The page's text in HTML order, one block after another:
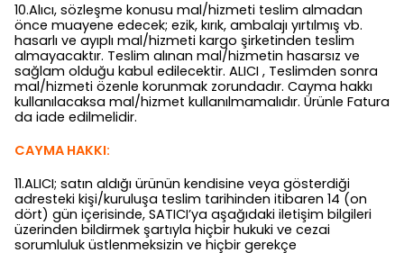
10.Alıcı, sözleşme konusu mal/hizmeti teslim almadan
önce muayene edecek; ezik, kırık, ambalajı yırtılmış vb.
hasarlı ve ayıplı mal/hizmeti kargo şirketinden teslim
almayacaktır. Teslim alınan mal/hizmetin hasarsız ve
sağlam olduğu kabul edilecektir. ALICI , Teslimden sonra
mal/hizmeti özenle korunmak zorundadır. Cayma hakkı
kullanılacaksa mal/hizmet kullanılmamalıdır. Ürünle Fatura
da iade edilmelidir.
CAYMA HAKKI:
11.ALICI; satın aldığı ürünün kendisine veya gösterdiği
adresteki kişi/kuruluşa teslim tarihinden itibaren 14 (on
dört) gün içerisinde, SATICI’ya aşağıdaki iletişim bilgileri
üzerinden bildirmek şartıyla hiçbir hukuki ve cezai
sorumluluk üstlenmeksizin ve hiçbir gerekçe